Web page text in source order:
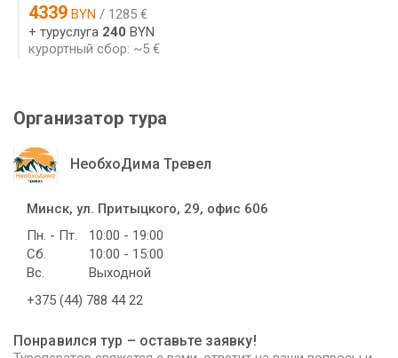
4339 BYN / 1285 €
+ туруслуга 240 BYN
курортный сбор: ~5 €
Организатор тура
НеобхоДима Тревел
Минск, ул. Притыцкого, 29, офис 606
Пн. - Пт.
10:00 - 19:00
Сб.
10:00 - 15:00
Вс.
Выходной
+375 (44) 788 44 22
Понравился тур – оставьте заявку!